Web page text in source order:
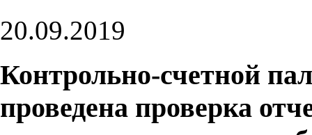
20.09.2019
Контрольно-счетной
проведена проверка